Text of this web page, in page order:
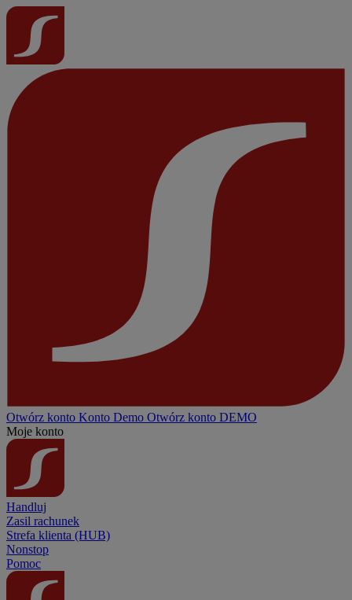
Otwórz konto Konto Demo Otwórz konto DEMO
Moje konto
Handluj
Zasil rachunek
Strefa klienta (HUB)
Nonstop
Pomoc